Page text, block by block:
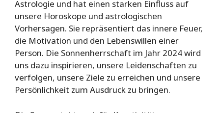
Astrologie und hat einen starken Einfluss auf
unsere Horoskope und astrologischen
Vorhersagen. Sie repräsentiert das innere Feuer,
die Motivation und den Lebenswillen einer
Person. Die Sonnenherrschaft im Jahr 2024 wird
uns dazu inspirieren, unsere Leidenschaften zu
verfolgen, unsere Ziele zu erreichen und unsere
Persönlichkeit zum Ausdruck zu bringen.